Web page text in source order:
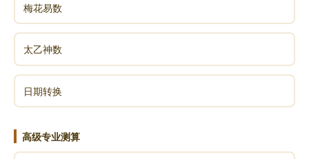
梅花易数
太乙神数
日期转换
高级专业测算